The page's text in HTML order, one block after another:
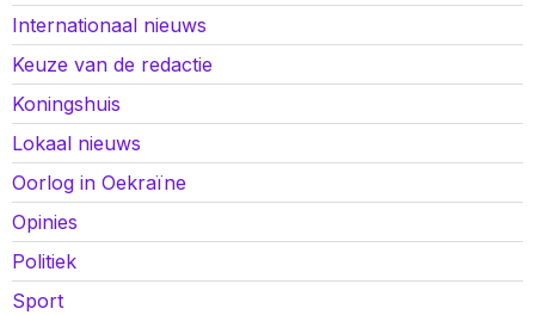
Internationaal nieuws
Keuze van de redactie
Koningshuis
Lokaal nieuws
Oorlog in Oekraïne
Opinies
Politiek
Sport